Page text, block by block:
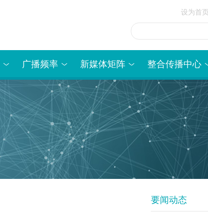
设为首页
广播频率 新媒体矩阵 整合传播中心
要闻动态